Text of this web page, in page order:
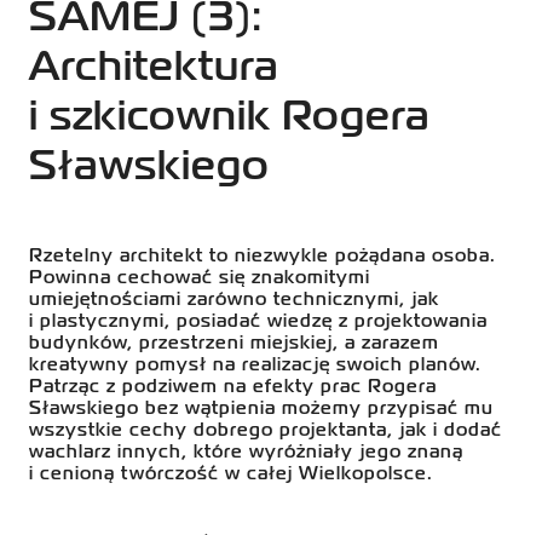
SAMEJ (3):
Architektura
i szkicownik Rogera
Sławskiego
Rzetelny architekt to niezwykle pożądana osoba.
Powinna cechować się znakomitymi
umiejętnościami zarówno technicznymi, jak
i plastycznymi, posiadać wiedzę z projektowania
budynków, przestrzeni miejskiej, a zarazem
kreatywny pomysł na realizację swoich planów.
Patrząc z podziwem na efekty prac Rogera
Sławskiego bez wątpienia możemy przypisać mu
wszystkie cechy dobrego projektanta, jak i dodać
wachlarz innych, które wyróżniały jego znaną
i cenioną twórczość w całej Wielkopolsce.